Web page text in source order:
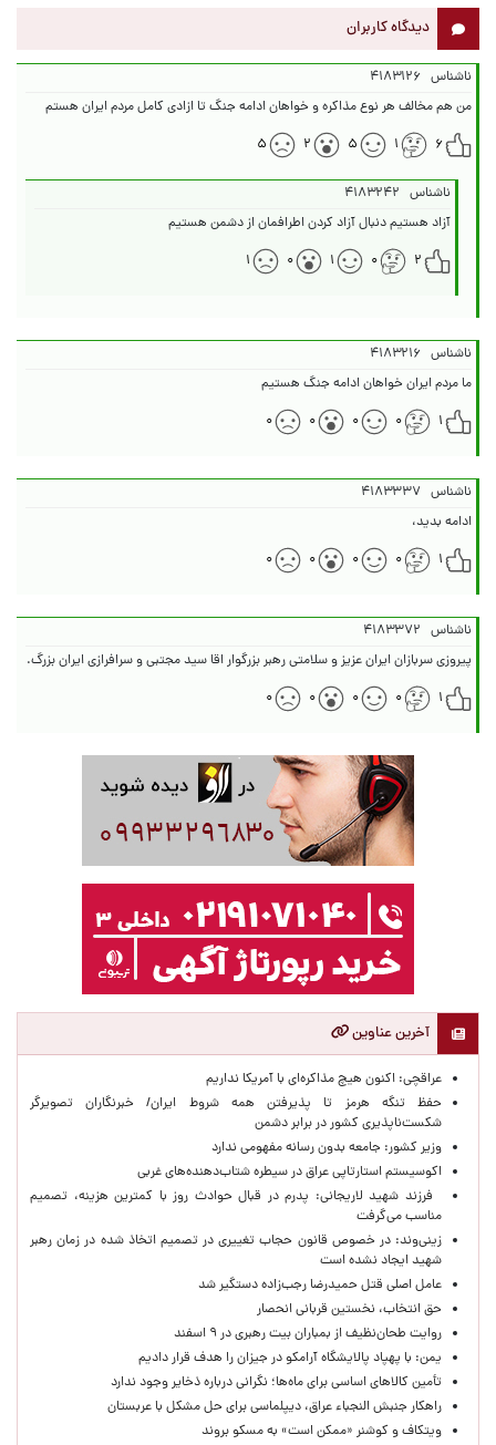
دیدگاه کاربران
ناشناس ۴۱۸۳۱۲۶
من هم مخالف هر نوع مذاکره و خواهان ادامه جنگ تا ازادی کامل مردم ایران هستم
۶
۱ ۵ ۲ ۵
ناشناس ۴۱۸۳۲۴۲
آزاد هستیم دنبال آزاد کردن اطرافمان از دشمن هستیم
۲
۰ ۱ ۰ ۱
ناشناس ۴۱۸۳۲۱۶
ما مردم ایران خواهان ادامه جنگ هستیم
۱
۰ ۰ ۰ ۰
ناشناس ۴۱۸۳۳۳۷
ادامه بدید،
۱
۰ ۰ ۰ ۰
ناشناس ۴۱۸۳۳۷۲
پیروزی سربازان ایران عزیز و سلامتی رهبر بزرگوار اقا سید مجتبی و سرافرازی ایران بزرگ.
۱
۰ ۰ ۰ ۰
آخرین عناوین
عراقچی: اکنون هیچ مذاکره‌ای با آمریکا نداریم
حفظ تنگه هرمز تا پذیرفتن همه شروط ایران/ خبرنگاران تصویرگر
شکست‌ناپذیری کشور در برابر دشمن
وزیر کشور: جامعه بدون رسانه مفهومی ندارد
اکوسیستم استارتاپی عراق در سیطره شتاب‌دهنده‌‌های غربی
فرزند شهید لاریجانی: پدرم در قبال حوادث روز با کمترین هزینه، تصمیم
مناسب می‌گرفت
زینی‌وند: در خصوص قانون حجاب تغییری در تصمیم اتخاذ شده در زمان رهبر
شهید ایجاد نشده است
عامل اصلی قتل حمیدرضا رجب‌زاده دستگیر شد
حق انتخاب، نخستین قربانی انحصار
روایت طحان‌نظیف از بمباران بیت رهبری در ۹ اسفند
یمن: با پهپاد پالایشگاه آرامکو در جیزان را هدف قرار دادیم
تأمین کالاهای اساسی برای ماه‌ها؛ نگرانی درباره ذخایر وجود ندارد
راهکار جنبش النجباء عراق، دیپلماسی برای حل مشکل با عربستان
ویتکاف و کوشنر «ممکن است» به مسکو بروند